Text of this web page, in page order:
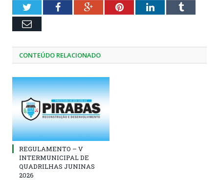
TwitterFacebookGoogle+PinterestLinkedInTumblr
Email
CONTEÚDO RELACIONADO
REGULAMENTO – V
INTERMUNICIPAL DE
QUADRILHAS JUNINAS
2026